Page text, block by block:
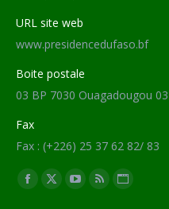
URL site web
www.presidencedufaso.bf
Boite postale
03 BP 7030 Ouagadougou 03
Fax
Fax : (+226) 25 37 62 82/ 83
Trouvez nous sur :
Facebook
X
YouTube
RSS Site